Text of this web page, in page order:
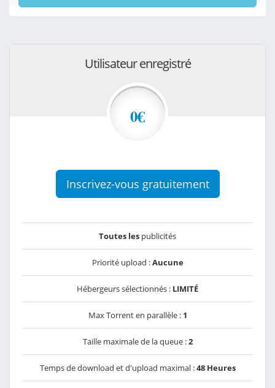
Utilisateur enregistré
0€
Inscrivez-vous gratuitement
Toutes les publicités
Priorité upload :Aucune
Hébergeurs sélectionnés : LIMITÉ
Max Torrent en parallèle : 1
Taille maximale de la queue :2
Temps de download et d'upload maximal :48 Heures